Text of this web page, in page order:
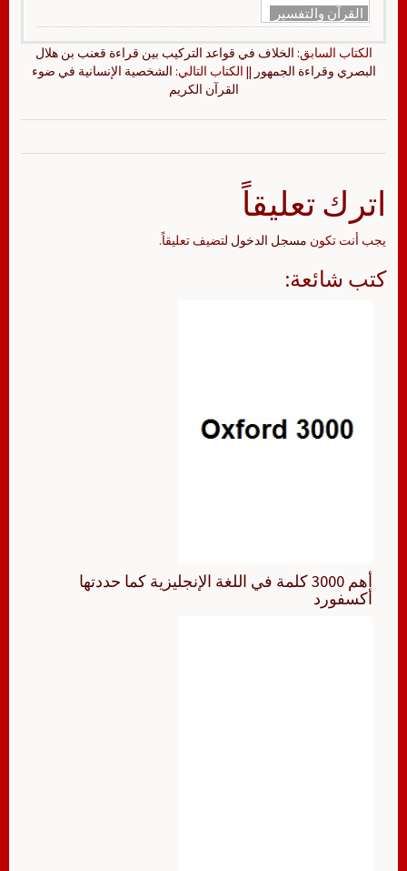
القرآن والتفسير
الكتاب السابق: الخلاف في قواعد التركيب بين قراءة قعنب بن هلال
البصري وقراءة الجمهور || الكتاب التالي: الشخصية الإنسانية في ضوء
القرآن الكريم
اترك تعليقاً
يجب أنت تكون مسجل الدخول لتضيف تعليقاً.
كتب شائعة:
أهم 3000 كلمة في اللغة الإنجليزية كما حددتها
أكسفورد